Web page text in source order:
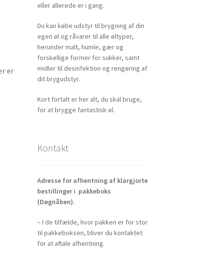
er
eller allerede er i gang.
Du kan købe udstyr til brygning af din
egen øl og råvarer til alle øltyper,
herunder malt, humle, gær og
forskellige former for sukker, samt
midler til desinfektion og rengøring af
dit brygudstyr.
Kort fortalt er her alt, du skal bruge,
for at brygge fantastisk øl.
Kontakt
Adresse for afhentning af klargjorte
bestillinger i pakkeboks
(Døgnåben).
– I de tilfælde, hvor pakken er for stor
til pakkeboksen, bliver du kontaktet
for at aftale afhentning.